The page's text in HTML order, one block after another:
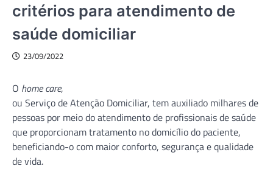
critérios para atendimento de
saúde domiciliar
23/09/2022
O home care,
ou Serviço de Atenção Domiciliar, tem auxiliado milhares de
pessoas por meio do atendimento de profissionais de saúde
que proporcionam tratamento no domicílio do paciente,
beneficiando-o com maior conforto, segurança e qualidade
de vida.